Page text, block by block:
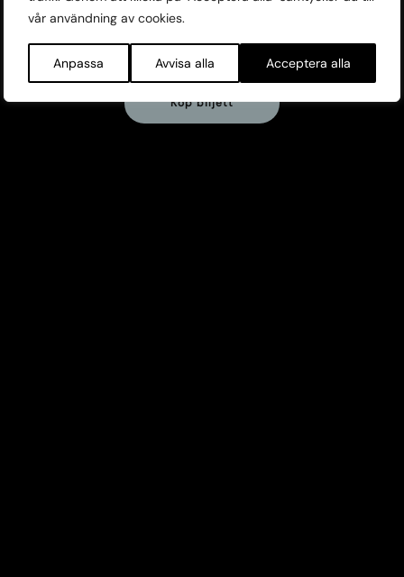
vår användning av cookies.
Anpassa Avvisa alla Acceptera alla
FRI 29/10, 15:00 SLOTTS
Köp biljett